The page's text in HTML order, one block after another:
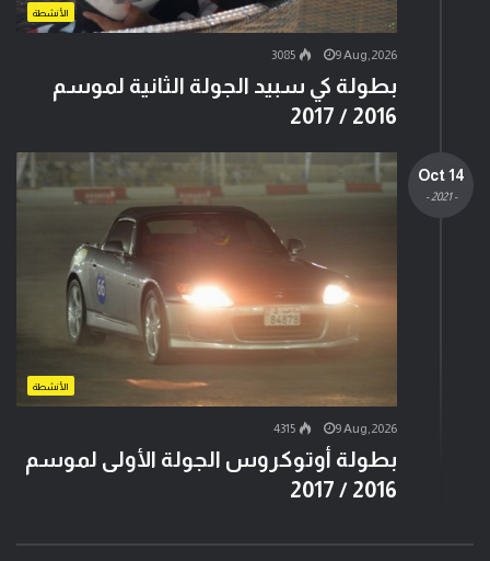
الأنشطة
9 Aug,2026
3085
بطولة كي سبيد الجولة الثانية لموسم
2016 / 2017
14 Oct
- 2021 -
الأنشطة
9 Aug,2026
4315
بطولة أوتوكروس الجولة الأولى لموسم
2016 / 2017